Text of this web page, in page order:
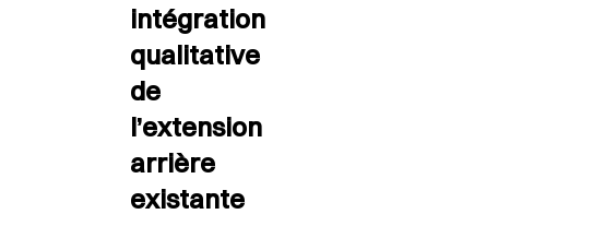
intégration
qualitative
de
l’extension
arrière
existante